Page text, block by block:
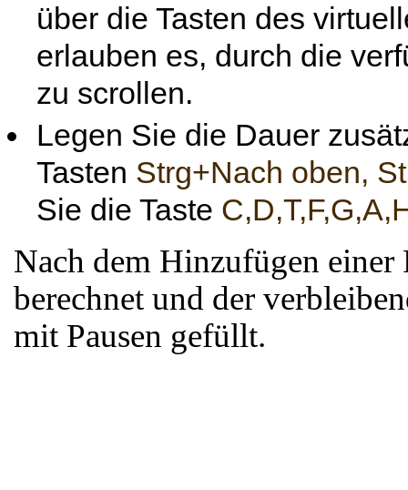
über die Tasten des
erlauben es, durch die
zu scrollen.
Legen Sie die Dauer
Tasten Strg+Nach oben,
Sie die Taste
Nach dem Hinzufügen einer
berechnet und der
mit Pausen gefüllt.